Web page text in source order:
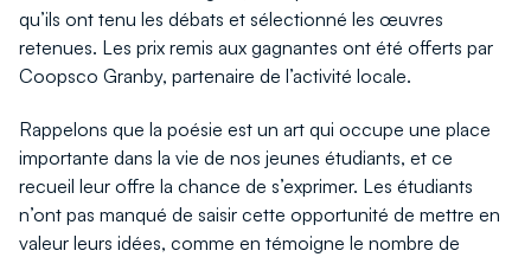
qu’ils ont tenu les débats et sélectionné les œuvres
retenues. Les prix remis aux gagnantes ont été offerts par
Coopsco Granby, partenaire de l’activité locale.
Rappelons que la poésie est un art qui occupe une place
importante dans la vie de nos jeunes étudiants, et ce
recueil leur offre la chance de s’exprimer. Les étudiants
n’ont pas manqué de saisir cette opportunité de mettre en
valeur leurs idées, comme en témoigne le nombre de